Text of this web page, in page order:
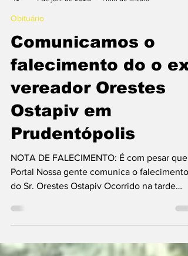
Israel Ortiz
4 de jun. de 2025
Obituário
Comunicamos o
falecimento do o ex
vereador Orestes
Ostapiv em
Prudentópolis
NOTA DE FALECIMENTO: É com pesar que
Portal Nossa gente comunica o falecimento